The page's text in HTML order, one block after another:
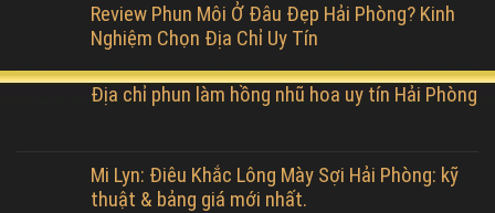
Review Phun Môi Ở Đâu Đẹp Hải Phòng? Kinh
Nghiệm Chọn Địa Chỉ Uy Tín
Địa chỉ phun làm hồng nhũ hoa uy tín Hải Phòng
Mi Lyn: Điêu Khắc Lông Mày Sợi Hải Phòng: kỹ
thuật & bảng giá mới nhất.